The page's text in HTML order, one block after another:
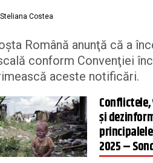
Steliana Costea
Română anunţă că a
conform Convenţiei
aceste notificări.
şi
2025 –